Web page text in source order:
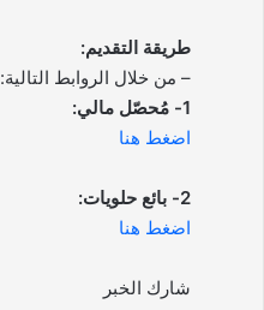
طريقة التقديم:
– من خلال الروابط التالية:
1- مُحصّل مالي:
اضغط هنا
2- بائع حلويات:
اضغط هنا
شارك الخبر